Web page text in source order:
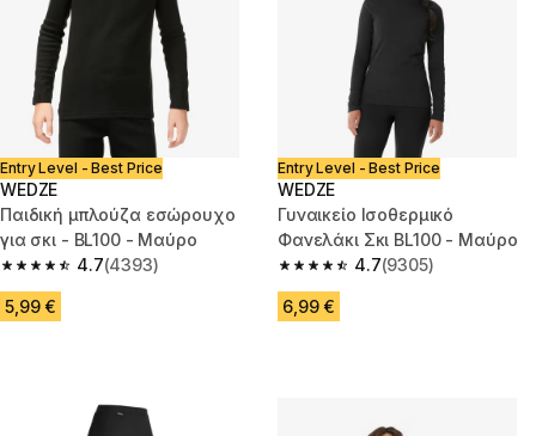
Entry Level - Best Price
WEDZE
Παιδική μπλούζα εσώρουχο
για σκι - BL100 - Μαύρο
4.7
4.7 out of 5 stars from 4393 reviews
(4393)
5,99 €
Entry Level - Best Price
WEDZE
Γυναικείο Ισοθερμικό
Φανελάκι Σκι BL100 - Μαύρο
4.7
4.7 out of 5 stars from 9305
(9305)
6,99 €